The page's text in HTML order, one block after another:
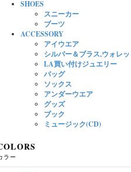
SHOES
スニーカー
ブーツ
ACCESSORY
アイウエア
シルバー＆ブラス,ウォレッ
LA買い付けジュエリー
バッグ
ソックス
アンダーウエア
グッズ
ブック
ミュージック(CD)
ラー